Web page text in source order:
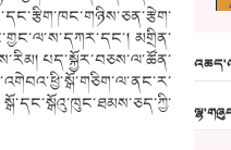
མགྲིན་
པད་སྐྱོར་བཅས་ལ་ཚོན་